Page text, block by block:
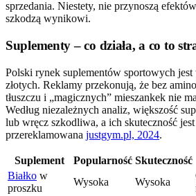
sprzedania. Niestety, nie przynoszą
szkodzą wynikowi.
Suplementy – co działa, a co to
Polski rynek suplementów sportowych
złotych. Reklamy przekonują, że bez
tłuszczu i „magicznych” mieszankek nie
Według niezależnych analiz, większość
lub wręcz szkodliwa, a ich skuteczność
przereklamowana justgym.pl, 2024.
Suplement Popularność Skuteczność
Białko w
proszku
Wysoka Wysoka